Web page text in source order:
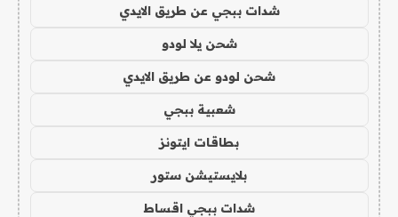
شدات ببجي عن طريق الايدي
شحن يلا لودو
شحن لودو عن طريق الايدي
شعبية ببجي
بطاقات ايتونز
بلايستيشن ستور
شدات ببجي اقساط